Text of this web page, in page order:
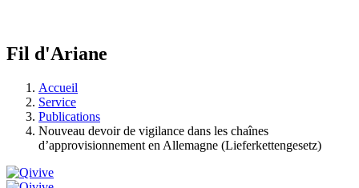
Fil d'Ariane
Accueil
Service
Publications
Nouveau devoir de vigilance dans les chaînes
d’approvisionnement en Allemagne (Lieferkettengesetz)